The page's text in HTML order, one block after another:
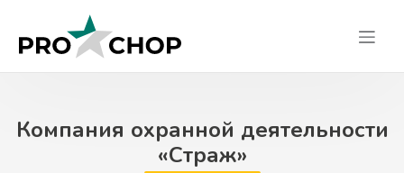
content
Компания охранной деятельности
«Страж»